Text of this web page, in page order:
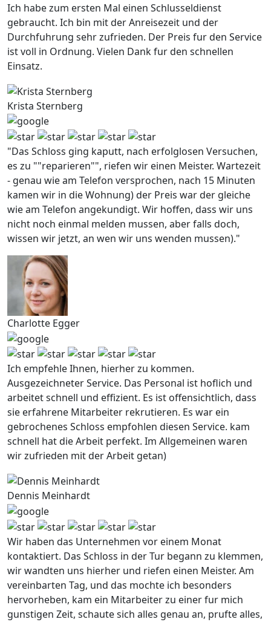
Ich habe zum ersten Mal einen Schlusseldienst
gebraucht. Ich bin mit der Anreisezeit und der
Durchfuhrung sehr zufrieden. Der Preis fur den Service
ist voll in Ordnung. Vielen Dank fur den schnellen
Einsatz.
Krista Sternberg
"Das Schloss ging kaputt, nach erfolglosen Versuchen,
es zu ""reparieren"", riefen wir einen Meister. Wartezeit
- genau wie am Telefon versprochen, nach 15 Minuten
kamen wir in die Wohnung) der Preis war der gleiche
wie am Telefon angekundigt. Wir hoffen, dass wir uns
nicht noch einmal melden mussen, aber falls doch,
wissen wir jetzt, an wen wir uns wenden mussen)."
Charlotte Egger
Ich empfehle Ihnen, hierher zu kommen.
Ausgezeichneter Service. Das Personal ist hoflich und
arbeitet schnell und effizient. Es ist offensichtlich, dass
sie erfahrene Mitarbeiter rekrutieren. Es war ein
gebrochenes Schloss empfohlen diesen Service. kam
schnell hat die Arbeit perfekt. Im Allgemeinen waren
wir zufrieden mit der Arbeit getan)
Dennis Meinhardt
Wir haben das Unternehmen vor einem Monat
kontaktiert. Das Schloss in der Tur begann zu klemmen,
wir wandten uns hierher und riefen einen Meister. Am
vereinbarten Tag, und das mochte ich besonders
hervorheben, kam ein Mitarbeiter zu einer fur mich
gunstigen Zeit, schaute sich alles genau an, prufte alles,